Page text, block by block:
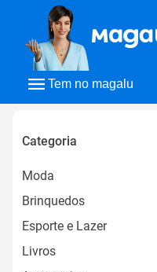
Tem no magalu
Categoria
Moda
Brinquedos
Esporte e Lazer
Livros